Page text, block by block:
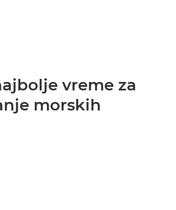
vreme za
morskih